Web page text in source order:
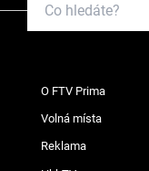
O FTV Prima
Volná místa
Reklama